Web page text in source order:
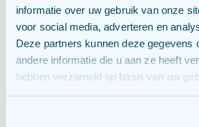
informatie over uw gebruik van onze
voor social media, adverteren en
Deze partners kunnen deze gegevens
andere informatie die u aan ze heeft
hebben verzameld op basis van uw
17 GWh electriciteit
duurzaam opgewekte
ingezet om direct lokaal
te produceren en batterijen
Hiervoor wordt naast de
geproduceerde elektriciteit